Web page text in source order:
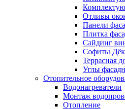
Отливы
Панели
Плитка
Сайдинг
Софиты
Террасная
Углы
Отопительное
Водонагреватели
Монтаж
Отопление